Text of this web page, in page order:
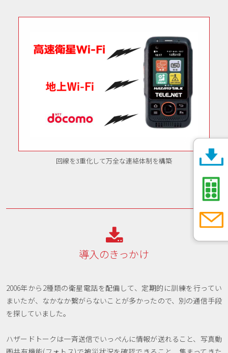
回線を3重化して万全な連絡体制を構築

導入のきっかけ
2006年から2種類の衛星電話を配備して、定期的に訓練を行ってい
まいたが、なかなか繋がらないことが多かったので、別の通信手段
を探していました。
ハザードトークは一⻫送信でいっぺんに情報が送れること、写真動